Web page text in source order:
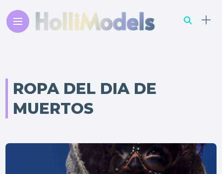
ROPA DEL DIA DE
MUERTOS